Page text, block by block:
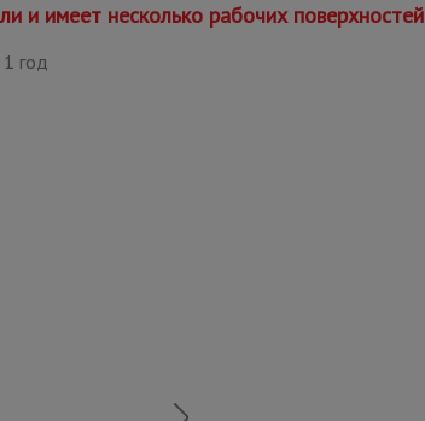
и имеет несколько рабочих поверхностей
год